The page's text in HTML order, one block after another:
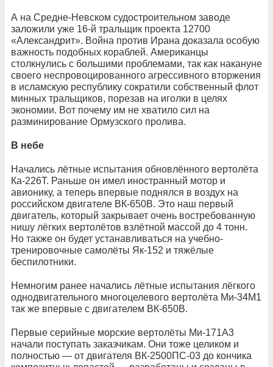
А на Средне-Невском судостроительном заводе
заложили уже 16-й тральщик проекта 12700
«Александрит». Война против Ирана доказала особую
важность подобных кораблей. Американцы
столкнулись с большими проблемами, так как накануне
своего неспровоцированного агрессивного вторжения
в исламскую республику сократили собственный флот
минных тральщиков, порезав на иголки в целях
экономии. Вот почему им не хватило сил на
разминирование Ормузского пролива.
В небе
Начались лётные испытания обновлённого вертолёта
Ка-226Т. Раньше он имел иностранный мотор и
авионику, а теперь впервые поднялся в воздух на
российском двигателе ВК-650В. Это наш первый
двигатель, который закрывает очень востребованную
нишу лёгких вертолётов взлётной массой до 4 тонн.
Но также он будет устанавливаться на учебно-
тренировочные самолёты Як-152 и тяжёлые
беспилотники.
Немногим ранее начались лётные испытания лёгкого
однодвигательного многоцелевого вертолёта Ми-34М1
так же впервые с двигателем ВК-650В.
Первые серийные морские вертолёты Ми-171А3
начали поступать заказчикам. Они тоже целиком и
полностью — от двигателя ВК-2500ПС-03 до кончика